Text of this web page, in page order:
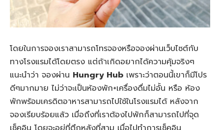
โดยในการจองเราสามารถโทรจองหรือจองผ่านเว็บไซต์กับ
ทางโรงแรมได้โดยตรง แต่ถ้าเกิดอยากได้ความคุ้มจริงๆ
แนะนำว่า จองผ่าน Hungry Hub เพราะว่าตอนนี้เขาก็มีโปร
ดีๆมากมาย ไม่ว่าจะเป็นห้องพัก+เครื่องดื่มไม่อั้น หรือ ห้อง
พักพร้อมเครดิตอาหารสามารถไปใช้ในโรงแรมได้ หลังจาก
จองเรียบร้อยแล้ว เมื่อถึงที่เราต้องไปพักก็สามารถไปที่จุด